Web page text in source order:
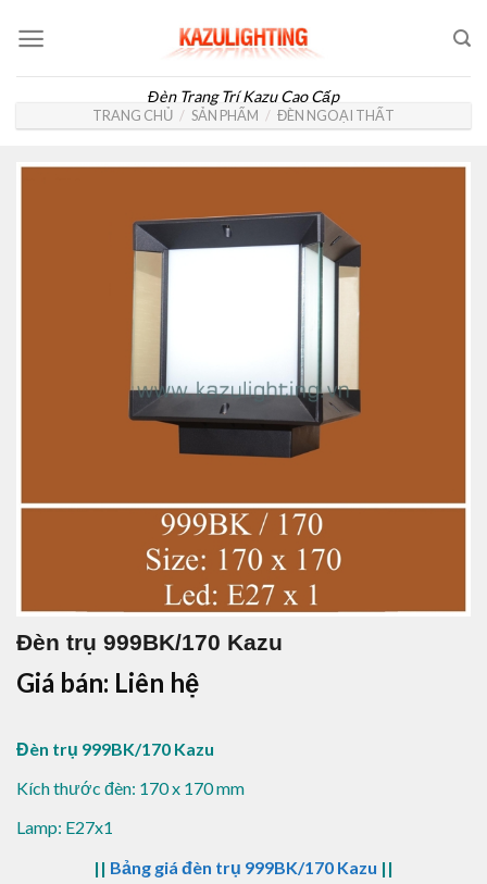
Đèn Trang Trí Kazu Cao Cấp
TRANG CHỦ / SẢN PHẨM / ĐÈN NGOẠI THẤT
Đèn trụ 999BK/170 Kazu
Giá bán: Liên hệ
Đèn trụ 999BK/170 Kazu
Kích thước đèn: 170 x 170 mm
Lamp: E27x1
|| Bảng giá đèn trụ 999BK/170 Kazu ||